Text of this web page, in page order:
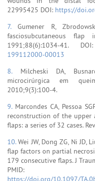
22995425 DOI: https://
7.Gumener R,
fasciosubcutaneous
1991;88(6):1034-41.
199112000-00013
8. Milcheski DA,
microcirúrgica em
2010;9(3):100-4.
9. Marcondes CA, Pessoa
reconstruction of the upper
flaps: a series of 32 cases.
10.Wei JW, Dong ZG, Ni JD,
flap factors on partial
179 consecutive flaps. J
PMID:
https://doi.org/10.1097/